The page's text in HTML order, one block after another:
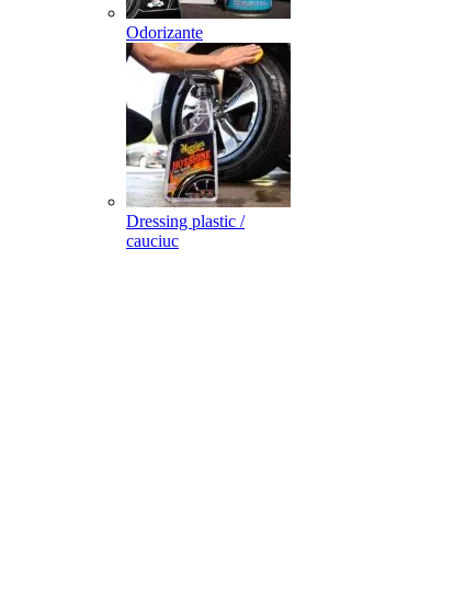
Odorizante
Dressing plastic /
cauciuc